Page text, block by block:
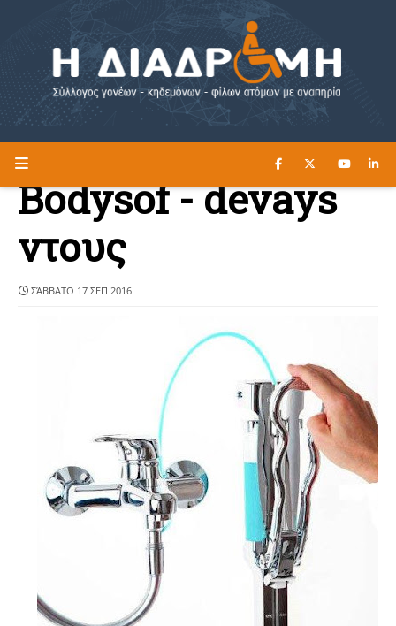
Η ΔΙΑΔΡΟΜΗ ΔΙΑΒΑΣΤΕ ΕΔΩ ►
Bodysof - devays
ντους
ΣΆΒΒΑΤΟ 17 ΣΕΠ 2016